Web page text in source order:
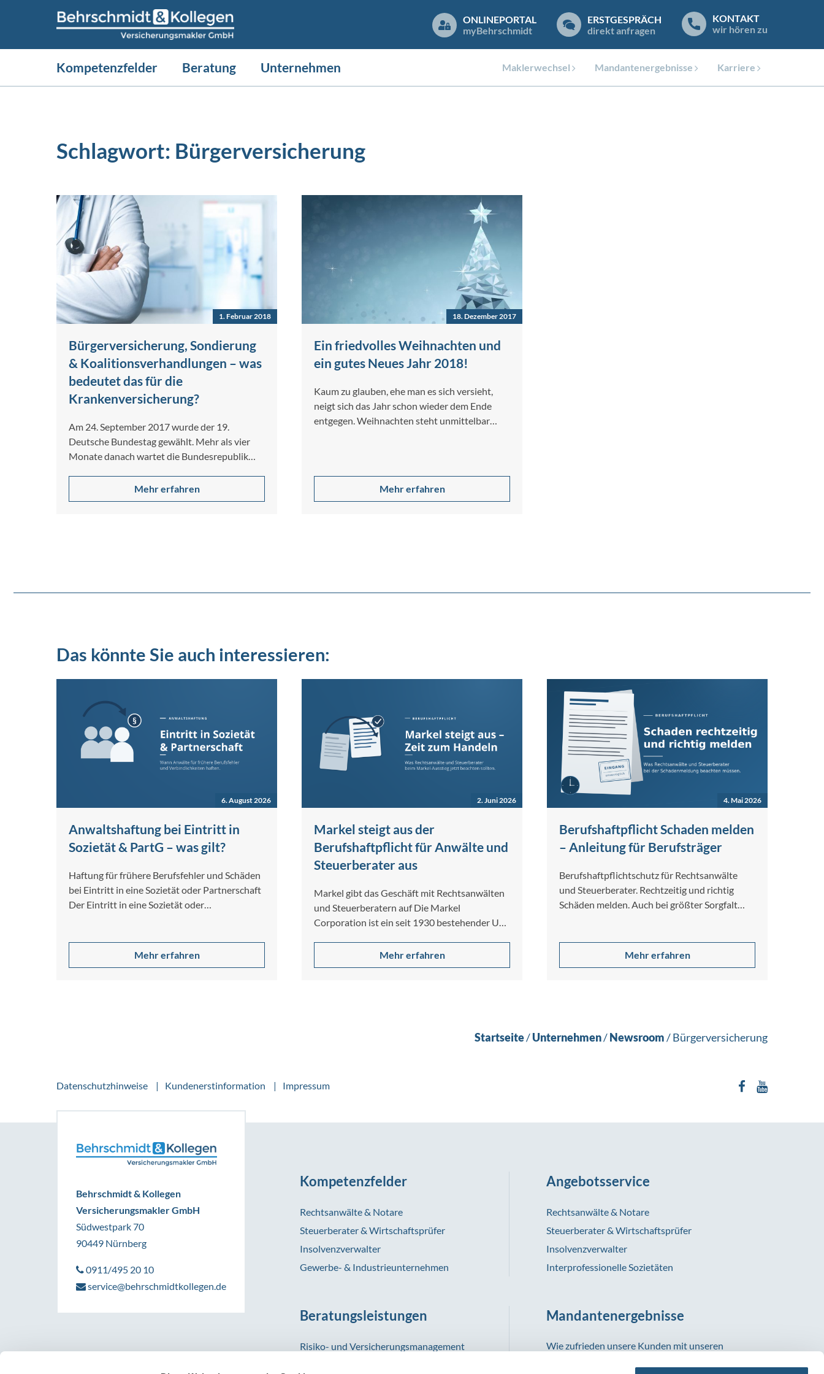
ONLINEPORTAL
myBehrschmidt
ERSTGESPRÄCH
direkt anfragen
KONTAKT
wir hören zu
Kompetenzfelder Beratung Unternehmen Karriere
Mandantenergebnisse
Maklerwechsel
Schlagwort: Bürgerversicherung
1. Februar 2018
Bürgerversicherung, Sondierung
& Koalitionsverhandlungen – was
bedeutet das für die
Krankenversicherung?
Am 24. September 2017 wurde der 19.
Deutsche Bundestag gewählt. Mehr als vier
Monate danach wartet die Bundesrepublik
Mehr erfahren
18. Dezember 2017
Ein friedvolles Weihnachten und
ein gutes Neues Jahr 2018!
Kaum zu glauben, ehe man es sich versieht,
neigt sich das Jahr schon wieder dem Ende
entgegen. Weihnachten steht unmittelbar…
Mehr erfahren
Das könnte Sie auch interessieren:
6. August 2026
Anwaltshaftung bei Eintritt in
Sozietät & PartG – was gilt?
Haftung für frühere Berufsfehler und Schäden
bei Eintritt in eine Sozietät oder Partnerschaft
Der Eintritt in eine Sozietät oder
Mehr erfahren
2. Juni 2026
Markel steigt aus der
Berufshaftpflicht für Anwälte und
Steuerberater aus
Markel gibt das Geschäft mit Rechtsanwälten
und Steuerberatern auf Die Markel
Corporation ist ein seit 1930 bestehender US-
Mehr erfahren
4. Mai 2026
Berufshaftpflicht Schaden melden
– Anleitung für Berufsträger
Berufshaftpflichtschutz für Rechtsanwälte
und Steuerberater. Rechtzeitig und richtig
Schäden melden. Auch bei größter Sorgfalt
Mehr erfahren
Startseite/Unternehmen/Newsroom/Bürgerversicherung
Datenschutzhinweise Kundenerstinformation Impressum
Behrschmidt & Kollegen
Versicherungsmakler GmbH
Südwestpark 70
90449 Nürnberg
0911/495 20 10
service@behrschmidtkollegen.de
Kompetenzfelder
Rechtsanwälte & Notare
Steuerberater & Wirtschaftsprüfer
Insolvenzverwalter
Gewerbe- & Industrieunternehmen
Angebotsservice
Rechtsanwälte & Notare
Steuerberater & Wirtschaftsprüfer
Insolvenzverwalter
Interprofessionelle Sozietäten
Beratungsleistungen
Risiko- und Versicherungsmanagement
Mandantenergebnisse
Wie zufrieden unsere Kunden mit unseren